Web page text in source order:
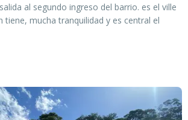
al segundo ingreso del barrio. es el ville
tiene, mucha tranquilidad y es central el
una visita. Tiene todos los servicios.
medidas del inmueble, precios, valores de
y servicios y fechas de entrega de los
aproximados y meramente orientativos.